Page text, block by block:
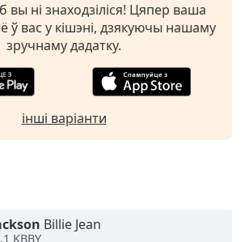
вы ні знаходзіліся! Цяпер ваша
ў вас у кішэні, дзякуючы нашаму
зручнаму дадатку.
інші варіанти
Billie Jean
KBBY